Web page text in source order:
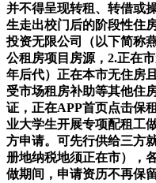
并不得呈现转租、转借或
生走出校门后的阶段性住
投资无限公司（以下简称
公租房项目房源，2.正在
年后代）正在本市无住房
受市场租房补助等其他住
证，正在APP首页点击保
业大学生开展专项配租工
方申请。可先行供给三方
册地纳税地须正在市），
做期间，申请资历不再保